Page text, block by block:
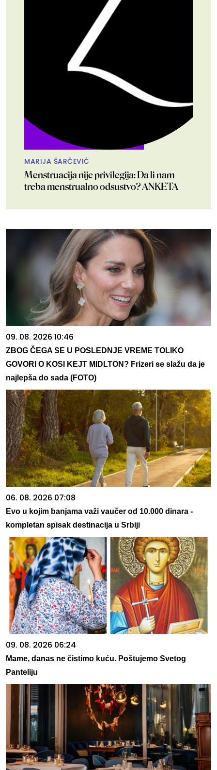
MARIJA ŠARČEVIĆ
Menstruacija nije privilegija: Da li nam
treba menstrualno odsustvo? ANKETA
09. 08. 2026 10:46
ZBOG ČEGA SE U POSLEDNJE VREME TOLIKO
GOVORI O KOSI KEJT MIDLTON? Frizeri se slažu da je
najlepša do sada (FOTO)
06. 08. 2026 07:08
Evo u kojim banjama važi vaučer od 10.000 dinara -
kompletan spisak destinacija u Srbiji
09. 08. 2026 06:24
Mame, danas ne čistimo kuću. Poštujemo Svetog
Panteliju